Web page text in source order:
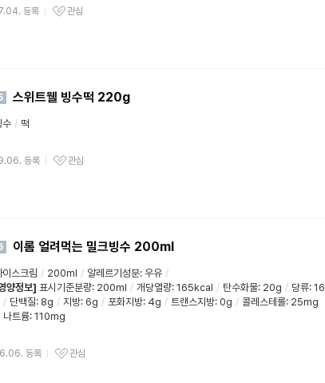
등록 관심
스위트웰 빙수떡 220g
수 / 떡
등록 관심
이롬 얼려먹는 밀크빙수 200ml
이스크림 / 200ml / 알레르기성분: 우유 /
양정보] 표시기준분량: 200ml / 개당열량: 165kcal / 탄수화물: 20g / 당류: 16
/ 단백질: 8g / 지방: 6g / 포화지방: 4g / 트랜스지방: 0g / 콜레스테롤: 25mg
나트륨: 110mg
등록 관심